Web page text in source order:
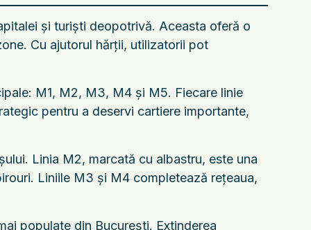
și turiști deopotrivă. Aceasta oferă o
Cu ajutorul hărții, utilizatorii pot
M1, M2, M3, M4 și M5. Fiecare linie
pentru a deservi cartiere importante,
Linia M2, marcată cu albastru, este una
Liniile M3 și M4 completează rețeaua,
populate din București. Extinderea